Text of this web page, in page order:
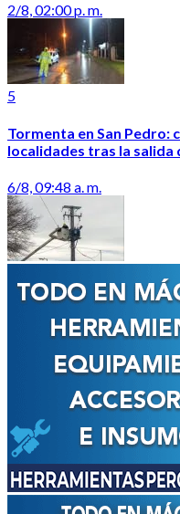
2/8, 02:00 p. m.
5
Tormenta en San
localidades tras la
6/8, 09:48 a. m.